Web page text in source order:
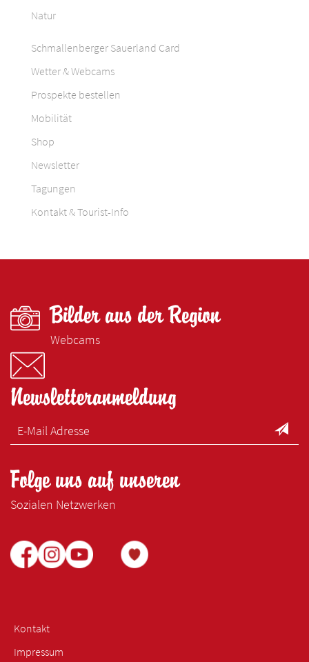
Natur
Schmallenberger Sauerland Card
Wetter & Webcams
Prospekte bestellen
Mobilität
Shop
Newsletter
Tagungen
Kontakt & Tourist-Info
Bilder aus der Region
Webcams
Newsletteranmeldung
Folge uns auf unseren
Sozialen Netzwerken
Kontakt
Impressum